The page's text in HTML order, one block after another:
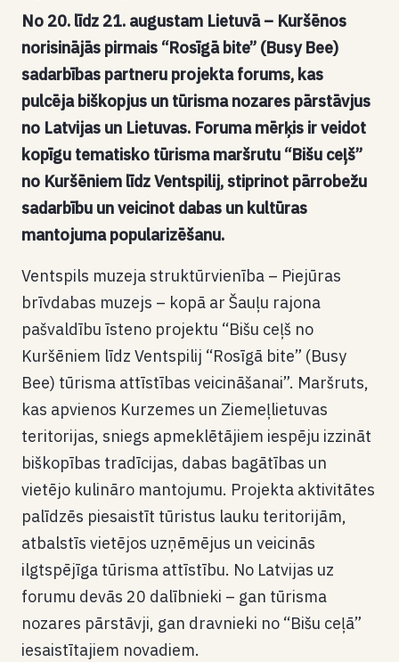
No 20. līdz 21. augustam Lietuvā – Kuršēnos
norisinājās pirmais “Rosīgā bite” (Busy Bee)
sadarbības partneru projekta forums, kas
pulcēja biškopjus un tūrisma nozares pārstāvjus
no Latvijas un Lietuvas. Foruma mērķis ir veidot
kopīgu tematisko tūrisma maršrutu “Bišu ceļš”
no Kuršēniem līdz Ventspilij, stiprinot pārrobežu
sadarbību un veicinot dabas un kultūras
mantojuma popularizēšanu.
Ventspils muzeja struktūrvienība – Piejūras
brīvdabas muzejs – kopā ar Šauļu rajona
pašvaldību īsteno projektu “Bišu ceļš no
Kuršēniem līdz Ventspilij “Rosīgā bite” (Busy
Bee) tūrisma attīstības veicināšanai”. Maršruts,
kas apvienos Kurzemes un Ziemeļlietuvas
teritorijas, sniegs apmeklētājiem iespēju izzināt
biškopības tradīcijas, dabas bagātības un
vietējo kulināro mantojumu. Projekta aktivitātes
palīdzēs piesaistīt tūristus lauku teritorijām,
atbalstīs vietējos uzņēmējus un veicinās
ilgtspējīga tūrisma attīstību. No Latvijas uz
forumu devās 20 dalībnieki – gan tūrisma
nozares pārstāvji, gan dravnieki no “Bišu ceļā”
iesaistītajiem novadiem.